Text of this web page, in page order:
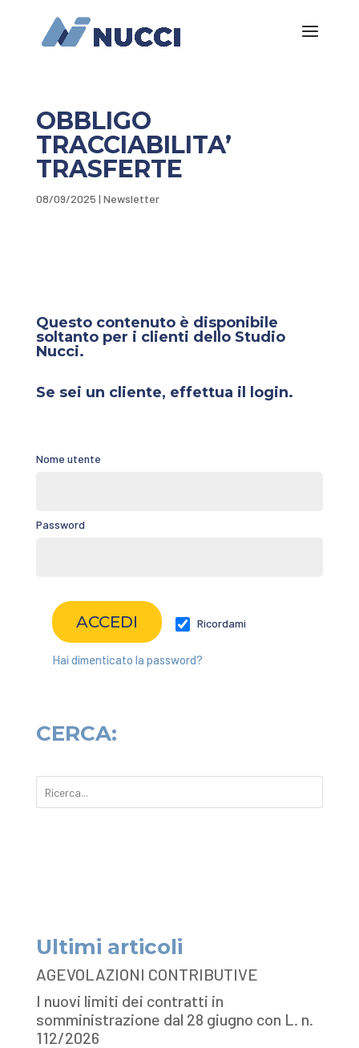
OBBLIGO
TRACCIABILITA’
TRASFERTE
08/09/2025 | Newsletter
Questo contenuto è disponibile
soltanto per i clienti dello Studio
Nucci.
Se sei un cliente, effettua il login.
Nome utente
Password
Ricordami
Hai dimenticato la password?
CERCA:
Ultimi articoli
AGEVOLAZIONI CONTRIBUTIVE
I nuovi limiti dei contratti in
somministrazione dal 28 giugno con L. n.
112/2026